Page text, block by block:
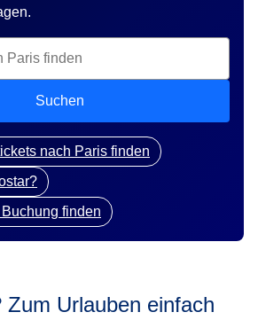
Suchen
nach Paris finden
finden
Zum Urlauben einfach